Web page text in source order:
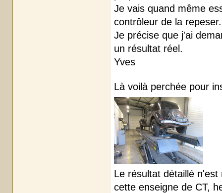
Je vais quand même
contrôleur de la repeser.
Je précise que j'ai
un résultat réel.
Yves
Là voilà perchée pour
Le résultat détaillé
cette enseigne de CT,